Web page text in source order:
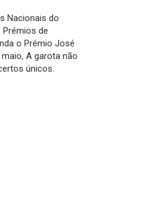
Nacionais do
Prémios de
o Prémio José
A garota não
únicos.